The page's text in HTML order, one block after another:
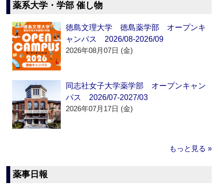
薬系大学・学部 催し物
徳島文理大学 徳島薬学部 オープンキ
ャンパス 2026/08-2026/09
2026年08月07日 (金)
同志社女子大学薬学部 オープンキャン
パス 2026/07-2027/03
2026年07月17日 (金)
もっと見る »
薬事日報